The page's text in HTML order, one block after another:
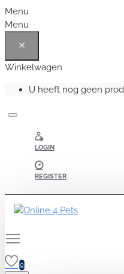
Menu
Menu
Winkelwagen
U heeft nog geen
LOGIN
REGISTER
0